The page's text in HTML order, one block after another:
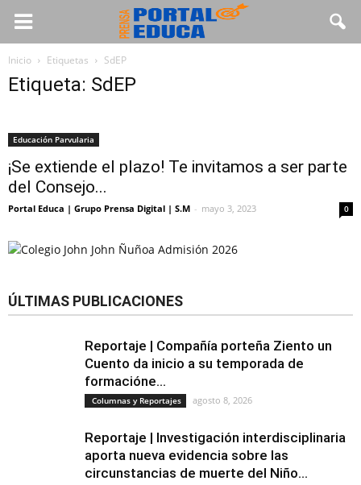
Inicio Etiquetas SdEP
Etiqueta: SdEP
Educación Parvularia
¡Se extiende el plazo! Te invitamos a ser parte
del Consejo...
Portal Educa | Grupo Prensa Digital | S.M - mayo 3, 2023 0
ÚLTIMAS PUBLICACIONES
Reportaje | Compañía porteña Ziento un
Cuento da inicio a su temporada de
formacióne...
Columnas y Reportajes agosto 8, 2026
Reportaje | Investigación interdisciplinaria
aporta nueva evidencia sobre las
circunstancias de muerte del Niño...